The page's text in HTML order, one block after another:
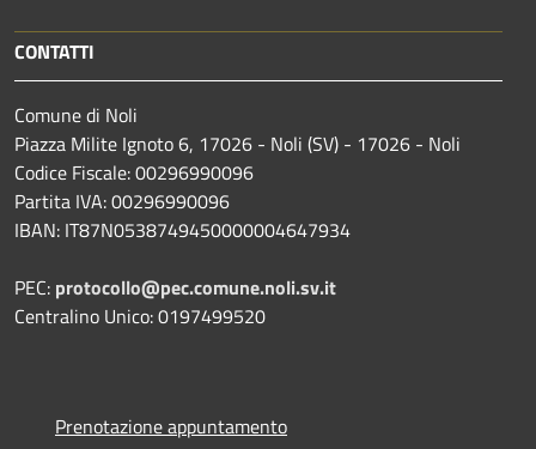
CONTATTI
Comune di Noli
Piazza Milite Ignoto 6, 17026 - Noli (SV) - 17026 - Noli
Codice Fiscale: 00296990096
Partita IVA: 00296990096
IBAN: IT87N0538749450000004647934
PEC: protocollo@pec.comune.noli.sv.it
Centralino Unico: 0197499520
Prenotazione appuntamento